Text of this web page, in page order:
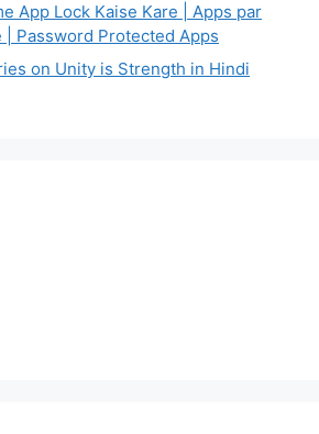
App Lock Kaise Kare | Apps par
| Password Protected Apps
on Unity is Strength in Hindi